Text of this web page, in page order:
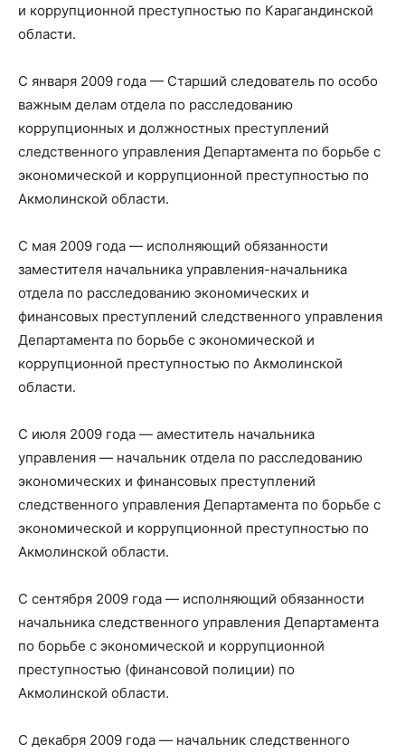
и коррупционной преступностью по Карагандинской
области.
С января 2009 года — Старший следователь по особо
важным делам отдела по расследованию
коррупционных и должностных преступлений
следственного управления Департамента по борьбе с
экономической и коррупционной преступностью по
Акмолинской области.
С мая 2009 года — исполняющий обязанности
заместителя начальника управления-начальника
отдела по расследованию экономических и
финансовых преступлений следственного управления
Департамента по борьбе с экономической и
коррупционной преступностью по Акмолинской
области.
С июля 2009 года — аместитель начальника
управления — начальник отдела по расследованию
экономических и финансовых преступлений
следственного управления Департамента по борьбе с
экономической и коррупционной преступностью по
Акмолинской области.
С сентября 2009 года — исполняющий обязанности
начальника следственного управления Департамента
по борьбе с экономической и коррупционной
преступностью (финансовой полиции) по
Акмолинской области.
С декабря 2009 года — начальник следственного